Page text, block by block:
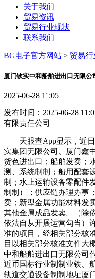
关于我们
贸易资讯
贸易行业现状
联系我们
BG电子官方网站 > 贸易行
厦门钦实中和船舶进出口无限公
2025-06-28 11:05
发布时间：2025-06-28
有限责任公司
天眼查App显示，近日
实集团无限公司、厦门鑫
货色进出口；船舶发卖；
测、系统制制；船用配套
制；水上运输设备零配件
制制）；供应链办理办事
卖；新型金属功能材料发
其他金属成品发卖。（除
依法自从开展运营勾当）
准的项目，经相关部分核
目以相关部分核准文件大
中和船舶进出口无限公司
近币国标行业制制业铁、
轨道交通设备制制地址厦